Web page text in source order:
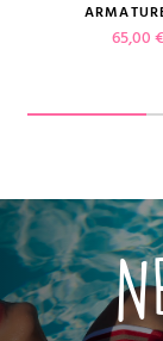
Prix
65,00 €